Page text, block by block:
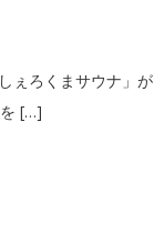
ろくまサウナ」が
[…]